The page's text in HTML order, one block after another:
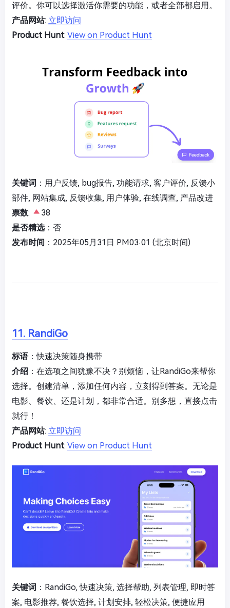
评价。你可以选择激活你需要的功能，或者全部都启用。
产品网站: 立即访问
Product Hunt: View on Product Hunt
关键词 ：用户反馈, bug报告, 功能请求, 客户评价, 反馈小
部件, 网站集成, 反馈收集, 用户体验, 在线调查, 产品改进
票数:
38
是否精选：否
发布时间 ：2025年05月31日 PM03:01 (北京时间)
11. RandiGo
标语：快速决策随身携带
介绍 ：在选项之间犹豫不决？别烦恼，让RandiGo来帮你
选择。创建清单，添加任何内容，立刻得到答案。无论是
电影、餐饮、还是计划，都非常合适。别多想，直接点击
就行！
产品网站: 立即访问
Product Hunt: View on Product Hunt
关键词 ：RandiGo, 快速决策, 选择帮助, 列表管理, 即时答
案, 电影推荐, 餐饮选择, 计划安排, 轻松决策, 便捷应用